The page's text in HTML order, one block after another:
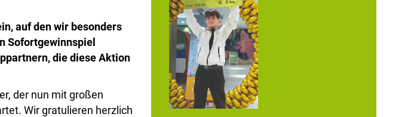
auf den wir besonders
Sofortgewinnspiel
die diese Aktion
der nun mit großen
Wir gratulieren herzlich